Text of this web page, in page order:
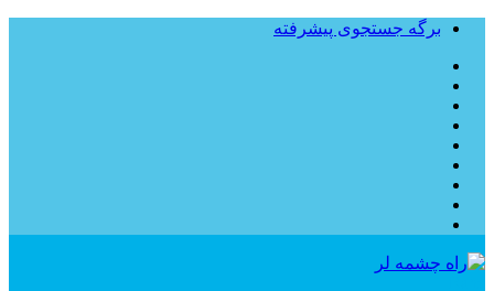
برگه جستجوی پیشرفته